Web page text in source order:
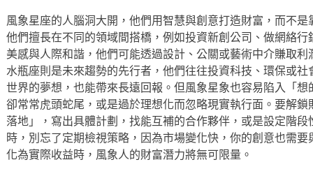
風象星座的人腦洞大開，他們用智慧與創意打造財富，而不
他們擅長在不同的領域間搭橋，例如投資新創公司、做網絡
美感與人際和諧，他們可能透過設計、公關或藝術中介賺取
水瓶座則是未來趨勢的先行者，他們往往投資科技、環保或
世界的夢想，也能帶來長遠回報。但風象星象也容易陷入「
卻常常虎頭蛇尾，或是過於理想化而忽略現實執行面。要解
落地」，寫出具體計劃，找能互補的合作夥伴，或是設定階
時，別忘了定期檢視策略，因為市場變化快，你的創意也需
化為實際收益時，風象人的財富潛力將無可限量。